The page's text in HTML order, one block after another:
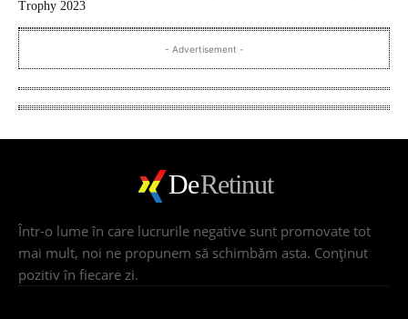
Trophy 2023
- Advertisement -
DeRetinut
Într-o lume în care lucrurile negative sunt promovate tot
mai mult, noi ne propunem să schimbăm asta. Conţinut
pozitiv în fiecare zi.